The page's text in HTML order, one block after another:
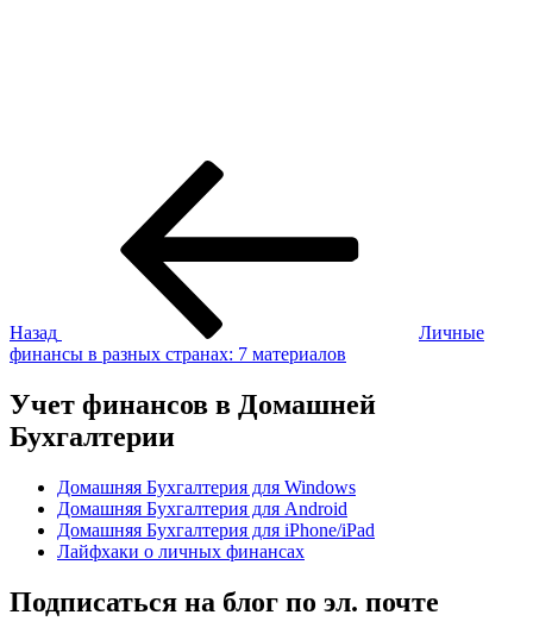
Назад
Личные
финансы в разных странах: 7 материалов
Учет финансов в Домашней
Бухгалтерии
Домашняя Бухгалтерия для Windows
Домашняя Бухгалтерия для Android
Домашняя Бухгалтерия для iPhone/iPad
Лайфхаки о личных финансах
Подписаться на блог по эл. почте